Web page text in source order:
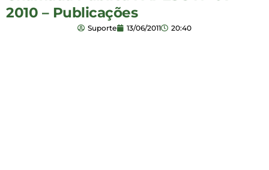
2010 – Publicações
Suporte 13/06/2011 20:40